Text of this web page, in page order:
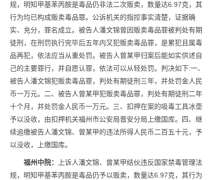
规，明知甲基苯丙胺是毒品仍非法二次贩卖，数量达6.97克，其
行为均已构成贩卖毒品罪。公诉机关的指控事实清楚，证据确
实、充分，罪名成立。被告人潘文锦曾因贩卖毒品罪被判处有期
徒刑，在刑罚执行完毕后五年内又犯贩卖毒品罪，是累犯且属毒
品再犯，依法应当从重处罚。被告人曾某甲归案后能如实供述自
己的主要罪行，并自愿认罪，依法可以从轻处罚。判决如下:一、
被告人潘文锦犯贩卖毒品罪，判处有期徒刑三年，并处罚金人民
币一万元。二、被告人曾某甲犯贩卖毒品罪，判处有期徒刑二年
十个月，并处罚金人民币一万元。三、扣押在案的吸毒工具冰壶
予以没收，由扣押机关福州市公安局晋安分局上缴国库。四、继
续追缴被告人潘文锦、曾某甲的违法所得人民币二百五十元，予
以没收，上缴国库。
福州中院：
上诉人潘文锦、曾某甲结伙违反国家禁毒管理法
规，明知甲基苯丙胺是毒品仍予以贩卖，数量达6.97克，其行为